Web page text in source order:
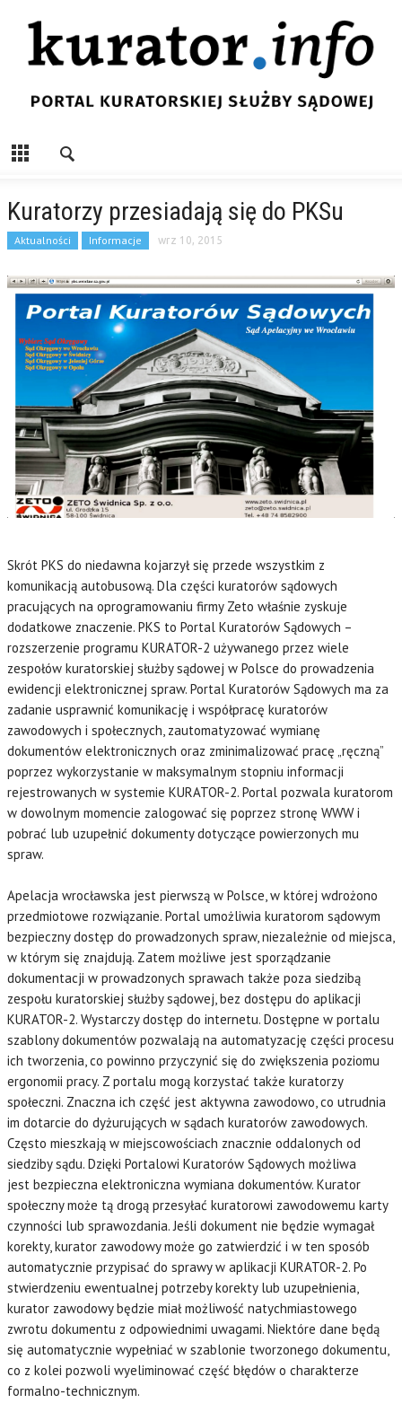
Kuratorzy przesiadają się do PKSu
Aktualności Informacje wrz 10, 2015
Skrót PKS do niedawna kojarzył się przede wszystkim z
komunikacją autobusową. Dla części kuratorów sądowych
pracujących na oprogramowaniu firmy Zeto właśnie zyskuje
dodatkowe znaczenie. PKS to Portal Kuratorów Sądowych –
rozszerzenie programu KURATOR-2 używanego przez wiele
zespołów kuratorskiej służby sądowej w Polsce do prowadzenia
ewidencji elektronicznej spraw. Portal Kuratorów Sądowych ma za
zadanie usprawnić komunikację i współpracę kuratorów
zawodowych i społecznych, zautomatyzować wymianę
dokumentów elektronicznych oraz zminimalizować pracę „ręczną”
poprzez wykorzystanie w maksymalnym stopniu informacji
rejestrowanych w systemie KURATOR-2. Portal pozwala kuratorom
w dowolnym momencie zalogować się poprzez stronę WWW i
pobrać lub uzupełnić dokumenty dotyczące powierzonych mu
spraw.
Apelacja wrocławska jest pierwszą w Polsce, w której wdrożono
przedmiotowe rozwiązanie. Portal umożliwia kuratorom sądowym
bezpieczny dostęp do prowadzonych spraw, niezależnie od miejsca,
w którym się znajdują. Zatem możliwe jest sporządzanie
dokumentacji w prowadzonych sprawach także poza siedzibą
zespołu kuratorskiej służby sądowej, bez dostępu do aplikacji
KURATOR-2. Wystarczy dostęp do internetu. Dostępne w portalu
szablony dokumentów pozwalają na automatyzację części procesu
ich tworzenia, co powinno przyczynić się do zwiększenia poziomu
ergonomii pracy. Z portalu mogą korzystać także kuratorzy
społeczni. Znaczna ich część jest aktywna zawodowo, co utrudnia
im dotarcie do dyżurujących w sądach kuratorów zawodowych.
Często mieszkają w miejscowościach znacznie oddalonych od
siedziby sądu. Dzięki Portalowi Kuratorów Sądowych możliwa
jest bezpieczna elektroniczna wymiana dokumentów. Kurator
społeczny może tą drogą przesyłać kuratorowi zawodowemu karty
czynności lub sprawozdania. Jeśli dokument nie będzie wymagał
korekty, kurator zawodowy może go zatwierdzić i w ten sposób
automatycznie przypisać do sprawy w aplikacji KURATOR-2. Po
stwierdzeniu ewentualnej potrzeby korekty lub uzupełnienia,
kurator zawodowy będzie miał możliwość natychmiastowego
zwrotu dokumentu z odpowiednimi uwagami. Niektóre dane będą
się automatycznie wypełniać w szablonie tworzonego dokumentu,
co z kolei pozwoli wyeliminować część błędów o charakterze
formalno-technicznym.